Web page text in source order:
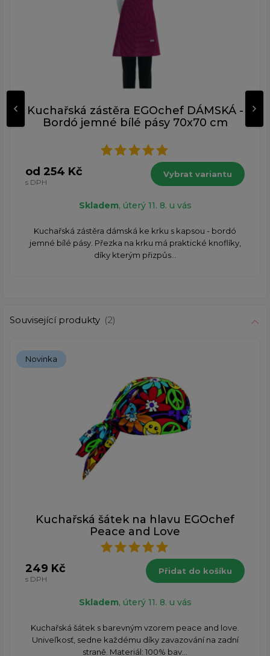
Kuchařská zástěra EGOchef DÁMSKÁ -
Bordó jemné bílé pásy 70x70 cm
od 254 Kč
s DPH
Vybrat variantu
Skladem, úterý 11. 8. u vás
Kuchařská zástěra dámská ke krku s kapsou - bordó
jemné bílé pásy. Přezka na krku má praktické knoflíky,
díky kterým přizpůs...
Související produkty (2)
Novinka
Kuchařská šátek na hlavu EGOchef
Peace and Love
249 Kč
s DPH
Přidat do košíku
Skladem, úterý 11. 8. u vás
Kuchařská šátek s barevným vzorem peace and love.
Univeľkosť, sedne každému díky zavazování na zadní
straně. Materiál: 100% bav...